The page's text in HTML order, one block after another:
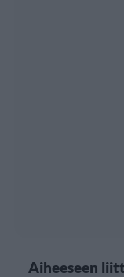
Aiheeseen